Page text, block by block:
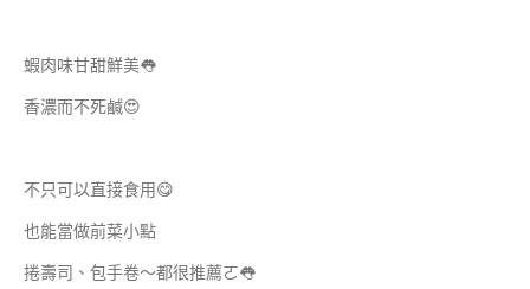
蝦肉味甘甜鮮美👅
香濃而不死鹹😍
不只可以直接食用😋
也能當做前菜小點
捲壽司、包手卷～都很推薦ㄛ👅